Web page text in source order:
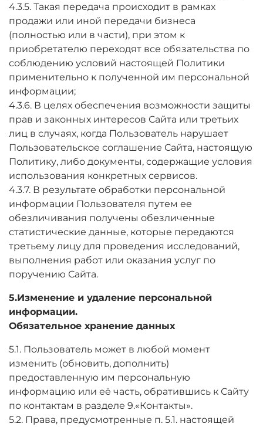
4.3.5. Такая передача происходит в рамках
продажи или иной передачи бизнеса
(полностью или в части), при этом к
приобретателю переходят все обязательства по
соблюдению условий настоящей Политики
применительно к полученной им персональной
информации;
4.3.6. В целях обеспечения возможности защиты
прав и законных интересов Сайта или третьих
лиц в случаях, когда Пользователь нарушает
Пользовательское соглашение Сайта, настоящую
Политику, либо документы, содержащие условия
использования конкретных сервисов.
4.3.7. В результате обработки персональной
информации Пользователя путем ее
обезличивания получены обезличенные
статистические данные, которые передаются
третьему лицу для проведения исследований,
выполнения работ или оказания услуг по
поручению Сайта.
5.Изменение и удаление персональной
информации.
Обязательное хранение данных
5.1. Пользователь может в любой момент
изменить (обновить, дополнить)
предоставленную им персональную
информацию или её часть, обратившись к Сайту
по контактам в разделе 9.«Контакты».
5.2. Права, предусмотренные п. 5.1. настоящей